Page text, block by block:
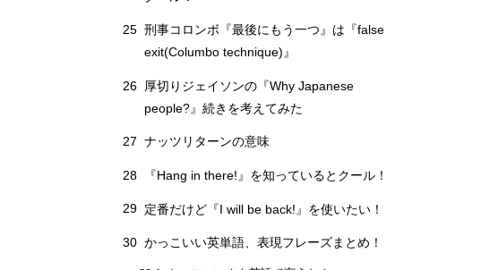
25 刑事コロンボ『最後にもう一つ』は『false
exit(Columbo technique)』
26 厚切りジェイソンの『Why Japanese
people?』続きを考えてみた
27 ナッツリターンの意味
28 『Hang in there!』を知っているとクール！
29 定番だけど『I will be back!』を使いたい！
30 かっこいい英単語、表現フレーズまとめ！